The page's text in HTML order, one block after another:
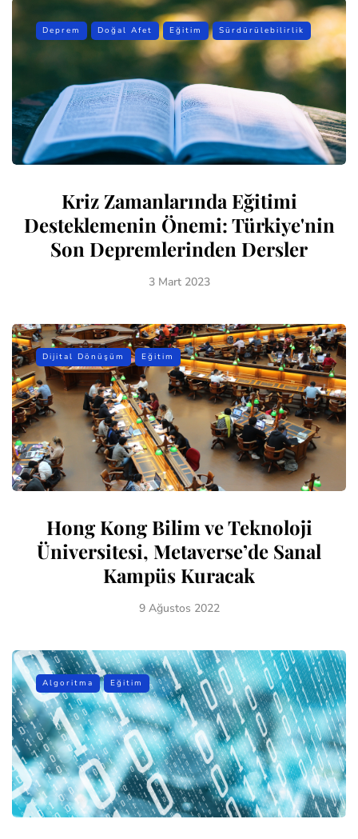
Deprem Doğal Afet Eğitim Sürdürülebilirlik
Kriz Zamanlarında Eğitimi
Desteklemenin Önemi: Türkiye'nin
Son Depremlerinden Dersler
3 Mart 2023
Dijital Dönüşüm Eğitim
Hong Kong Bilim ve Teknoloji
Üniversitesi, Metaverse’de Sanal
Kampüs Kuracak
9 Ağustos 2022
Algoritma Eğitim